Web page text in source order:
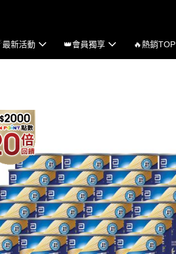
新活動 👑會員獨享 🔥熱銷TOP